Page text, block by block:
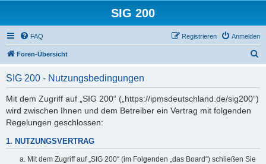
SIG 200
FAQ Anmelden
Registrieren
Foren-Übersicht
SIG 200 - Nutzungsbedingungen
Mit dem Zugriff auf „SIG 200“ („https://ipmsdeutschland.de/sig200“)
wird zwischen Ihnen und dem Betreiber ein Vertrag mit folgenden
Regelungen geschlossen:
1. NUTZUNGSVERTRAG
Mit dem Zugriff auf „SIG 200“ (im Folgenden „das Board“) schließen Sie